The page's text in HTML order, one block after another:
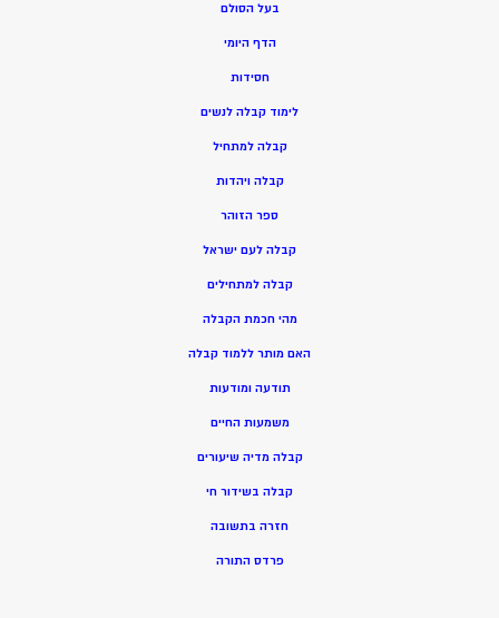
בעל הסולם
הדף היומי
חסידות
לימוד קבלה לנשים
קבלה למתחיל
קבלה ויהדות
ספר הזוהר
קבלה לעם ישראל
קבלה למתחילים
מהי חכמת הקבלה
האם מותר ללמוד קבלה
תודעה ומודעות
משמעות החיים
קבלה מדיה שיעורים
קבלה בשידור חי
חזרה בתשובה
פרדס התורה